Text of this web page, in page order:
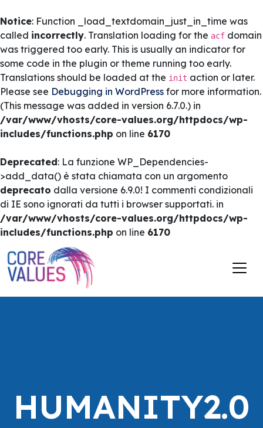
Notice: Function _load_textdomain_just_in_time was
called incorrectly. Translation loading for the acf domain
was triggered too early. This is usually an indicator for
some code in the plugin or theme running too early.
Translations should be loaded at the init action or later.
Please see Debugging in WordPress for more information.
(This message was added in version 6.7.0.) in
/var/www/vhosts/core-values.org/httpdocs/wp-
includes/functions.php on line 6170
Deprecated: La funzione WP_Dependencies-
>add_data() è stata chiamata con un argomento
deprecato dalla versione 6.9.0! I commenti condizionali
di IE sono ignorati da tutti i browser supportati. in
/var/www/vhosts/core-values.org/httpdocs/wp-
includes/functions.php on line 6170
HUMANITY2.0